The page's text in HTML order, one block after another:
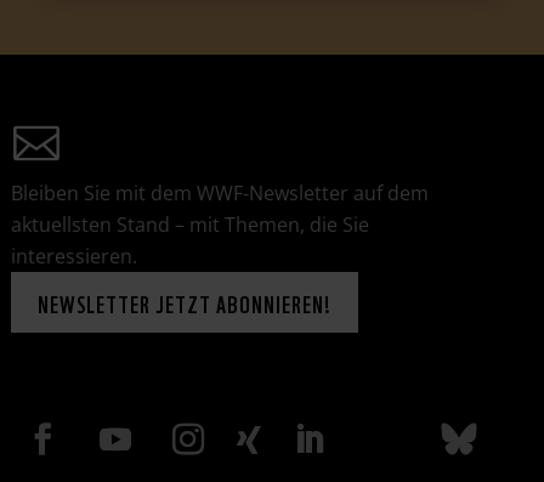
Bleiben Sie mit dem WWF-Newsletter auf dem
aktuellsten Stand – mit Themen, die Sie
interessieren.
NEWSLETTER JETZT ABONNIEREN!